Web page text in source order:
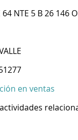
64 NTE 5 B 26 146
en ventas